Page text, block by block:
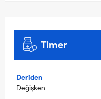
Timer
Deriden
Değişken